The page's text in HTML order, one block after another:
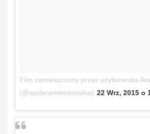
Film zamieszczony przez użytkownika
(@spiderandersonsilva) 22 Wrz, 2015 o